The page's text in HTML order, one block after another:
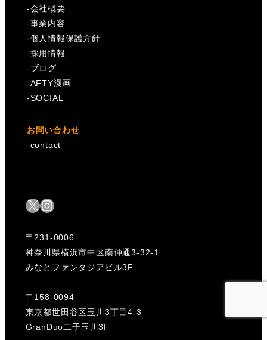
-会社概要
-事業内容
-個人情報保護方針
-採用情報
-ブログ
-AFTY漫画
-SOCIAL
お問い合わせ
-contact
X Instagram
〒231-0006
神奈川県横浜市中区南仲通3-32-1
みなとファンタジアビル3F
〒158-0094
東京都世田谷区玉川3丁目4-3
GranDuo二子玉川3F